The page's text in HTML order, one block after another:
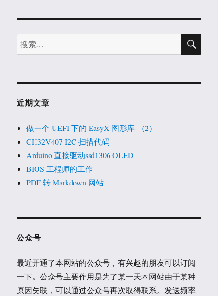
搜
索：
搜
近期文章
做一个 UEFI 下的 EasyX 图形库 （2）
CH32V407 I2C 扫描代码
Arduino 直接驱动ssd1306 OLED
BIOS 工程师的工作
PDF 转 Markdown 网站
公众号
最近开通了本网站的公众号，有兴趣的朋友可以订阅
一下。公众号主要作用是为了某一天本网站由于某种
原因失联，可以通过公众号再次取得联系。发送频率